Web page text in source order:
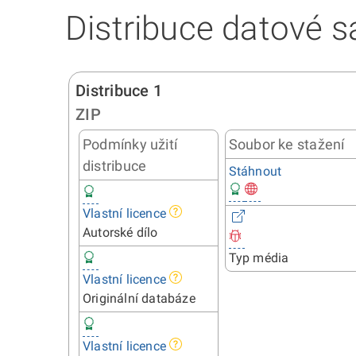
Distribuce datové
Distribuce 1
ZIP
Podmínky užití
distribuce
Vlastní licence
Autorské dílo
Vlastní licence
Originální databáze
Vlastní licence
Soubor ke stažení
Stáhnout
Typ média